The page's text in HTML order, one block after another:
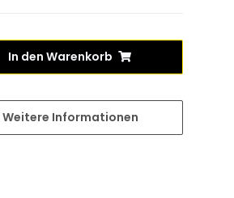
In den Warenkorb
Weitere Informationen